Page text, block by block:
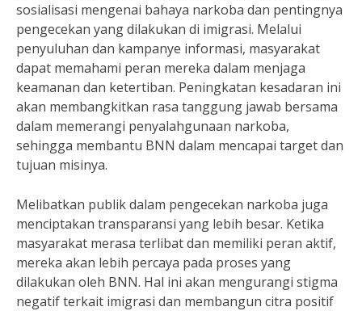
sosialisasi mengenai bahaya narkoba dan pentingnya
pengecekan yang dilakukan di imigrasi. Melalui
penyuluhan dan kampanye informasi, masyarakat
dapat memahami peran mereka dalam menjaga
keamanan dan ketertiban. Peningkatan kesadaran ini
akan membangkitkan rasa tanggung jawab bersama
dalam memerangi penyalahgunaan narkoba,
sehingga membantu BNN dalam mencapai target dan
tujuan misinya.
Melibatkan publik dalam pengecekan narkoba juga
menciptakan transparansi yang lebih besar. Ketika
masyarakat merasa terlibat dan memiliki peran aktif,
mereka akan lebih percaya pada proses yang
dilakukan oleh BNN. Hal ini akan mengurangi stigma
negatif terkait imigrasi dan membangun citra positif